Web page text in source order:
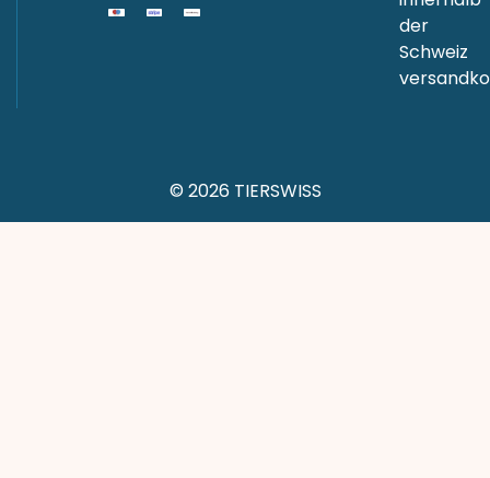
der
Schweiz
© 2026 TIERSWISS